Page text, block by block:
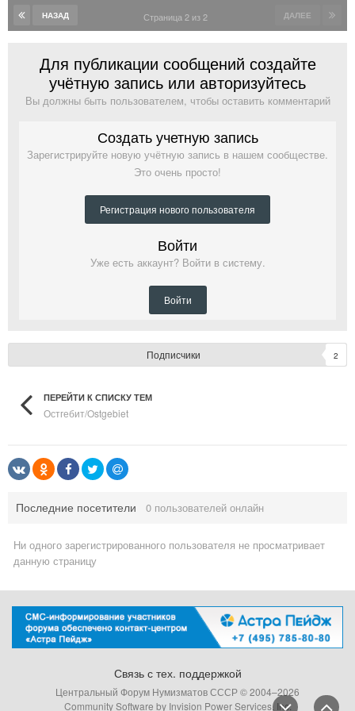
НАЗАД ДАЛЕЕ
Страница 2 из 2
Для публикации сообщений создайте
учётную запись или авторизуйтесь
Вы должны быть пользователем, чтобы оставить комментарий
Создать учетную запись
Зарегистрируйте новую учётную запись в нашем сообществе.
Это очень просто!
Регистрация нового пользователя
Войти
Уже есть аккаунт? Войти в систему.
Войти
Подписчики 2
ПЕРЕЙТИ К СПИСКУ ТЕМ
Остгебит/Ostgebiet
Последние посетители 0 пользователей онлайн
Ни одного зарегистрированного пользователя не просматривает
данную страницу
Связь с тех. поддержкой
Центральный Форум Нумизматов СССР © 2004–2026
Community Software by Invision Power Services, Inc.